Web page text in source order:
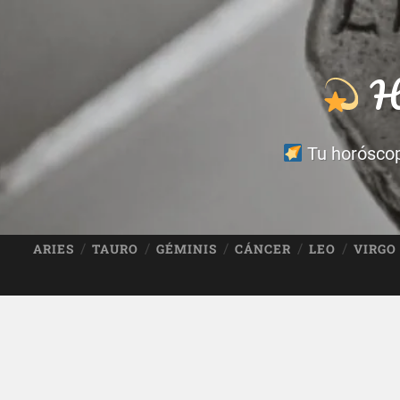
Tu
ARIES TAURO GÉMINIS CÁNCER LEO VIRGO